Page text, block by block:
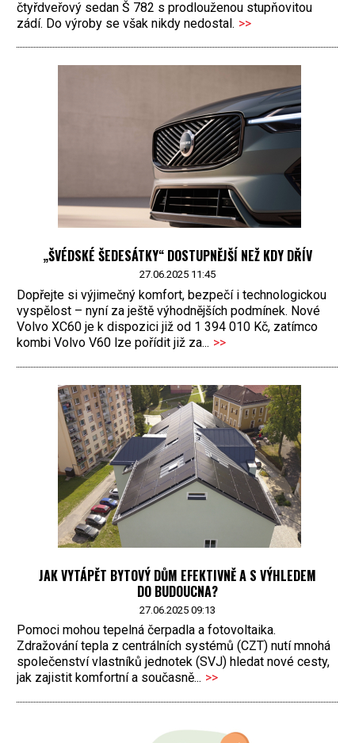
čtyřdveřový sedan Š 782 s prodlouženou stupňovitou
zádí. Do výroby se však nikdy nedostal. >>
„ŠVÉDSKÉ ŠEDESÁTKY“ DOSTUPNĚJŠÍ NEŽ KDY DŘÍV
27.06.2025 11:45
Dopřejte si výjimečný komfort, bezpečí i technologickou
vyspělost – nyní za ještě výhodnějších podmínek. Nové
Volvo XC60 je k dispozici již od 1 394 010 Kč, zatímco
kombi Volvo V60 lze pořídit již za... >>
JAK VYTÁPĚT BYTOVÝ DŮM EFEKTIVNĚ A S VÝHLEDEM
DO BUDOUCNA?
27.06.2025 09:13
Pomoci mohou tepelná čerpadla a fotovoltaika.
Zdražování tepla z centrálních systémů (CZT) nutí mnohá
společenství vlastníků jednotek (SVJ) hledat nové cesty,
jak zajistit komfortní a současně... >>